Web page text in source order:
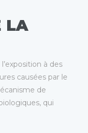
LA
à des
causées par le
de
qui